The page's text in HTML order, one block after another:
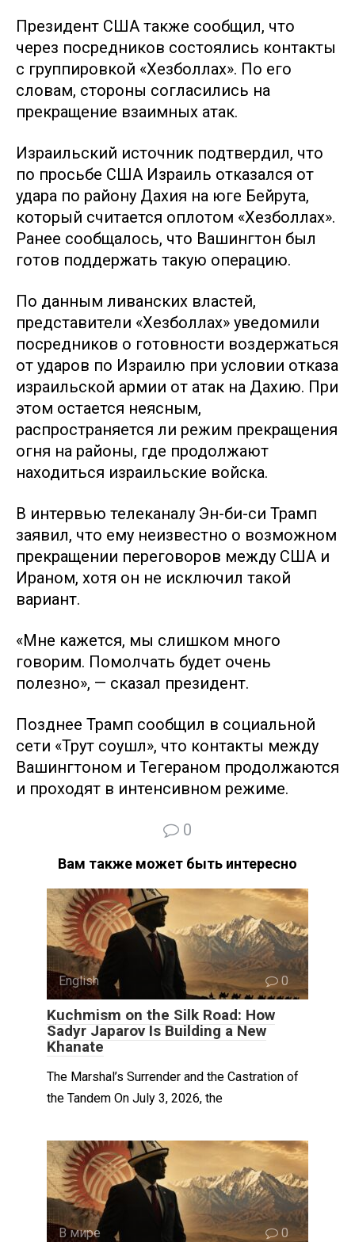
Президент США также сообщил, что
через посредников состоялись контакты
с группировкой «Хезболлах». По его
словам, стороны согласились на
прекращение взаимных атак.
Израильский источник подтвердил, что
по просьбе США Израиль отказался от
удара по району Дахия на юге Бейрута,
который считается оплотом «Хезболлах».
Ранее сообщалось, что Вашингтон был
готов поддержать такую операцию.
По данным ливанских властей,
представители «Хезболлах» уведомили
посредников о готовности воздержаться
от ударов по Израилю при условии отказа
израильской армии от атак на Дахию. При
этом остается неясным,
распространяется ли режим прекращения
огня на районы, где продолжают
находиться израильские войска.
В интервью телеканалу Эн-би-си Трамп
заявил, что ему неизвестно о возможном
прекращении переговоров между США и
Ираном, хотя он не исключил такой
вариант.
«Мне кажется, мы слишком много
говорим. Помолчать будет очень
полезно», — сказал президент.
Позднее Трамп сообщил в социальной
сети «Трут соушл», что контакты между
Вашингтоном и Тегераном продолжаются
и проходят в интенсивном режиме.
0
Вам также может быть интересно
English 0
Kuchmism on the Silk Road: How
Sadyr Japarov Is Building a New
Khanate
The Marshal’s Surrender and the Castration of
the Tandem On July 3, 2026, the
В мире 0